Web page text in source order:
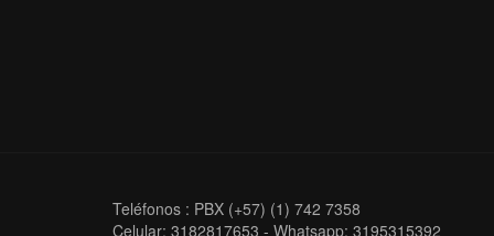
Teléfonos : PBX (+57) (1) 742 7358
Celular: 3182817653 - Whatsapp: 3195315392